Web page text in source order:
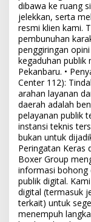
dibawa ke ruang
jelekkan, serta
resmi klien kami.
pembunuhan
penggiringan
kegaduhan publik
Pekanbaru. •
Center 112):
arahan layanan
daerah adalah
pelayanan publik
instansi teknis
bukan untuk
Peringatan Keras
Boxer Group
informasi bohong
publik digital.
digital (termasuk
terkait) untuk
menempuh